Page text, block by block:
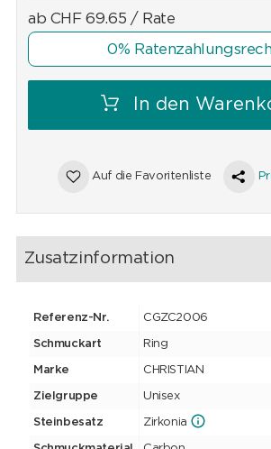
ab CHF69.65 / Rate
0%
In den
Auf die Favoritenliste
Zusatzinformation
Referenz-Nr. CGZC2006
Schmuckart Ring
Marke CHRISTIAN
Zielgruppe Unisex
Steinbesatz Zirkonia